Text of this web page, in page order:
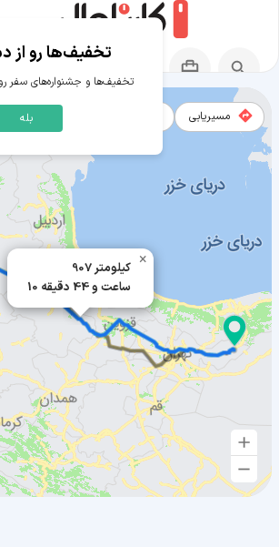
907 کیلومتر
10 ساعت و 44 دقیقه
×
مسیریابی
مسیر فیروزکوه به ارومیه
تخفیف‌ها رو از
تخفیف‌ها و جشنواره‌های سفر
بله